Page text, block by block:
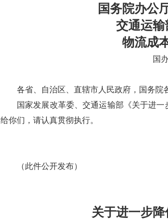
国务院办公
交通运
物流成
国
各省、自治区、直辖市人民政府，国务院
国家发展改革委、交通运输部《关于进
给你们，请认真贯彻执行。
（此件公开发布）
关于进一步